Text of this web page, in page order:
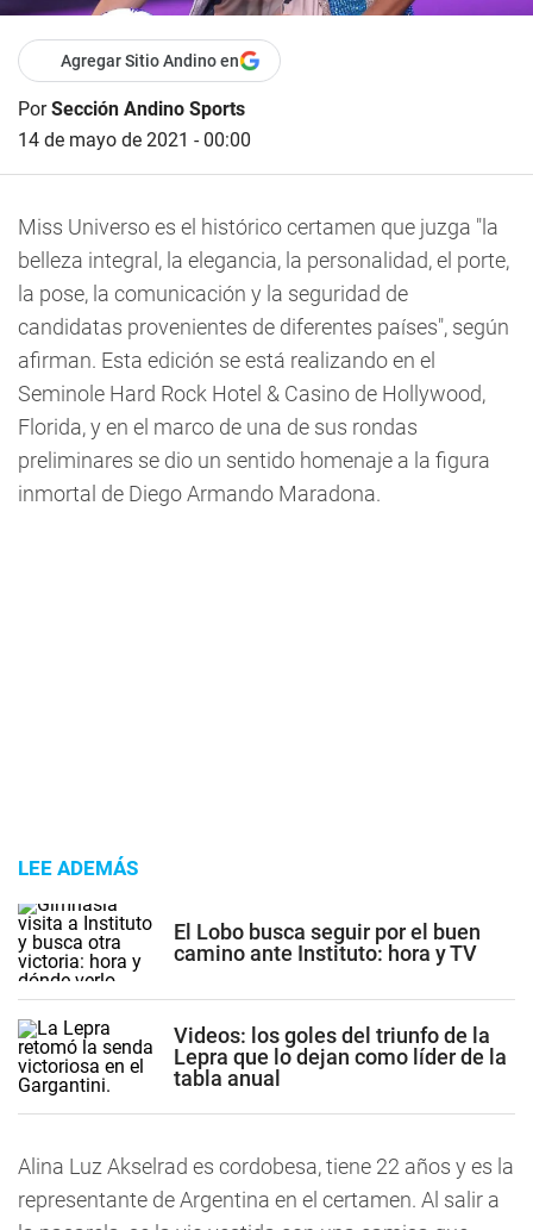
Agregar Sitio Andino en
PorSección Andino Sports
14 de mayo de 2021 - 00:00
Miss Universo es el histórico certamen que juzga "la
belleza integral, la elegancia, la personalidad, el porte,
la pose, la comunicación y la seguridad de
candidatas provenientes de diferentes países", según
afirman. Esta edición se está realizando en el
Seminole Hard Rock Hotel & Casino de Hollywood,
Florida, y en el marco de una de sus rondas
preliminares se dio un sentido homenaje a la figura
inmortal de Diego Armando Maradona.
LEE ADEMÁS
El Lobo busca seguir por el buen
camino ante Instituto: hora y TV
Videos: los goles del triunfo de la
Lepra que lo dejan como líder de la
tabla anual
Alina Luz Akselrad es cordobesa, tiene 22 años y es la
representante de Argentina en el certamen. Al salir a